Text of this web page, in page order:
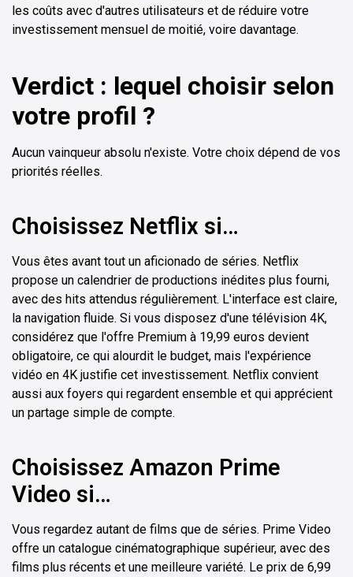
les coûts avec d'autres utilisateurs et de réduire votre
investissement mensuel de moitié, voire davantage.
Verdict : lequel choisir selon
votre profil ?
Aucun vainqueur absolu n'existe. Votre choix dépend de vos
priorités réelles.
Choisissez Netflix si…
Vous êtes avant tout un aficionado de séries. Netflix
propose un calendrier de productions inédites plus fourni,
avec des hits attendus régulièrement. L'interface est claire,
la navigation fluide. Si vous disposez d'une télévision 4K,
considérez que l'offre Premium à 19,99 euros devient
obligatoire, ce qui alourdit le budget, mais l'expérience
vidéo en 4K justifie cet investissement. Netflix convient
aussi aux foyers qui regardent ensemble et qui apprécient
un partage simple de compte.
Choisissez Amazon Prime
Video si…
Vous regardez autant de films que de séries. Prime Video
offre un catalogue cinématographique supérieur, avec des
films plus récents et une meilleure variété. Le prix de 6,99